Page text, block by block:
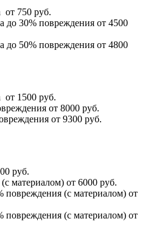
от 750 руб.
до 30% повреждения от 4500
до 50% повреждения от 4800
от 1500 руб.
от 8000 руб.
от 9300 руб.
руб.
материалом) от 6000 руб.
повреждения (с материалом) от
повреждения (с материалом) от